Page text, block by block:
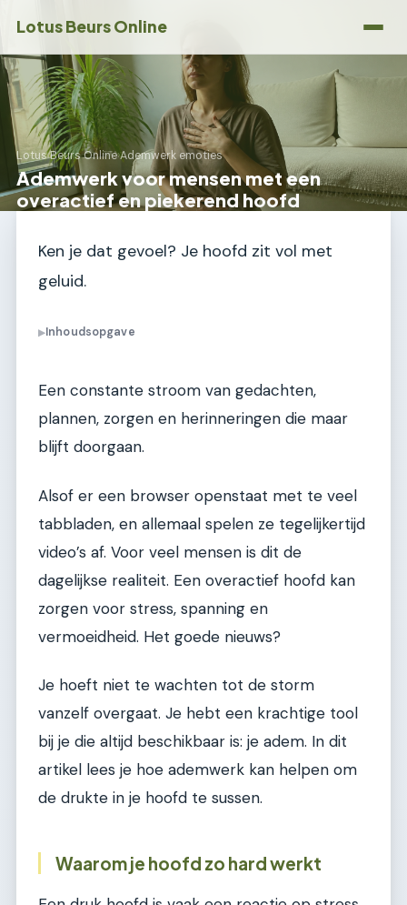
Lotus Beurs Online
Lotus Beurs Online›Ademwerk emoties
Ademwerk voor mensen met een
overactief en piekerend hoofd
Ken je dat gevoel? Je hoofd zit vol met
geluid.
▶Inhoudsopgave
Een constante stroom van gedachten,
plannen, zorgen en herinneringen die maar
blijft doorgaan.
Alsof er een browser openstaat met te veel
tabbladen, en allemaal spelen ze tegelijkertijd
video’s af. Voor veel mensen is dit de
dagelijkse realiteit. Een overactief hoofd kan
zorgen voor stress, spanning en
vermoeidheid. Het goede nieuws?
Je hoeft niet te wachten tot de storm
vanzelf overgaat. Je hebt een krachtige tool
bij je die altijd beschikbaar is: je adem. In dit
artikel lees je hoe ademwerk kan helpen om
de drukte in je hoofd te sussen.
Waarom je hoofd zo hard werkt